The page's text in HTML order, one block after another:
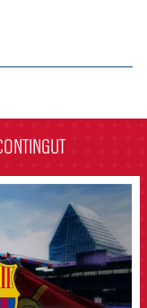
badge